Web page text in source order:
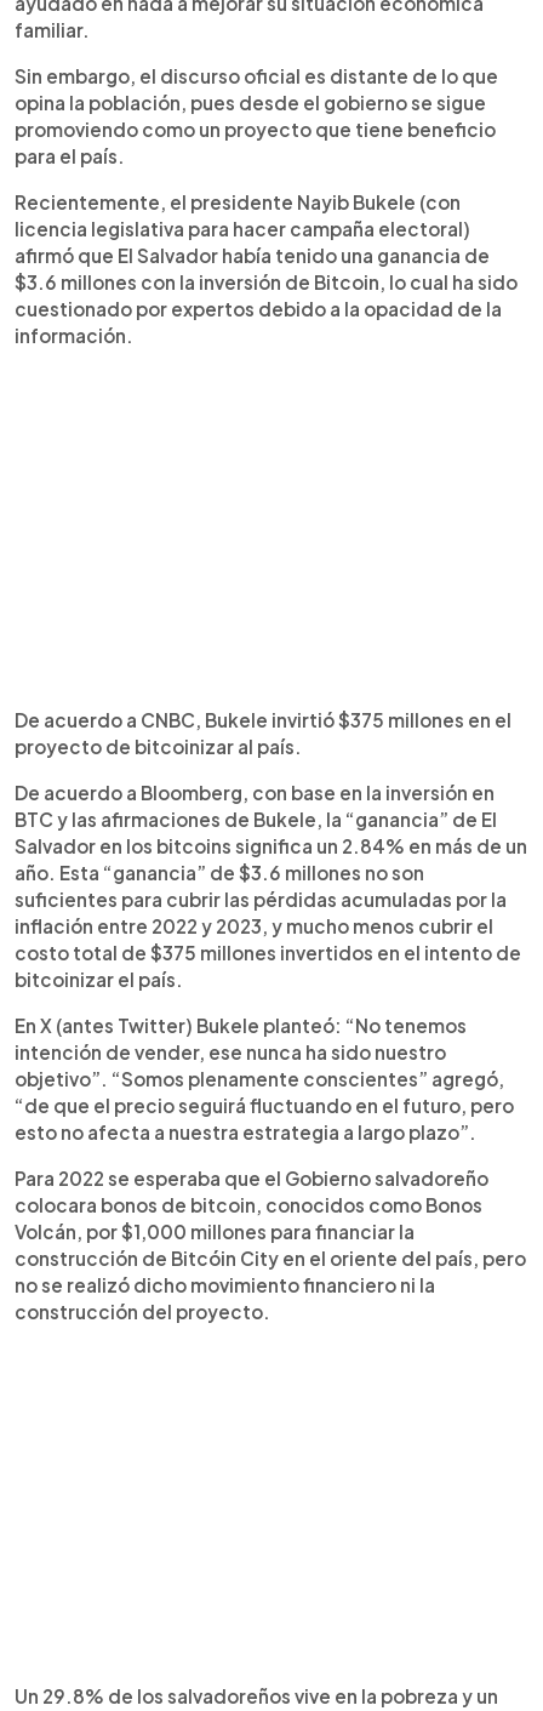
familiar.
Sin embargo, el discurso oficial es distante de lo que
opina la población, pues desde el gobierno se sigue
promoviendo como un proyecto que tiene beneficio
para el país.
Recientemente, el presidente Nayib Bukele (con
licencia legislativa para hacer campaña electoral)
afirmó que El Salvador había tenido una ganancia de
$3.6 millones con la inversión de Bitcoin, lo cual ha sido
cuestionado por expertos debido a la opacidad de la
información.
De acuerdo a CNBC, Bukele invirtió $375 millones en el
proyecto de bitcoinizar al país.
De acuerdo a Bloomberg, con base en la inversión en
BTC y las afirmaciones de Bukele, la “ganancia” de El
Salvador en los bitcoins significa un 2.84% en más de un
año. Esta “ganancia” de $3.6 millones no son
suficientes para cubrir las pérdidas acumuladas por la
inflación entre 2022 y 2023, y mucho menos cubrir el
costo total de $375 millones invertidos en el intento de
bitcoinizar el país.
En X (antes Twitter) Bukele planteó: “No tenemos
intención de vender, ese nunca ha sido nuestro
objetivo”. “Somos plenamente conscientes” agregó,
“de que el precio seguirá fluctuando en el futuro, pero
esto no afecta a nuestra estrategia a largo plazo”.
Para 2022 se esperaba que el Gobierno salvadoreño
colocara bonos de bitcoin, conocidos como Bonos
Volcán, por $1,000 millones para financiar la
construcción de Bitcóin City en el oriente del país, pero
no se realizó dicho movimiento financiero ni la
construcción del proyecto.
Un 29.8% de los salvadoreños vive en la pobreza y un